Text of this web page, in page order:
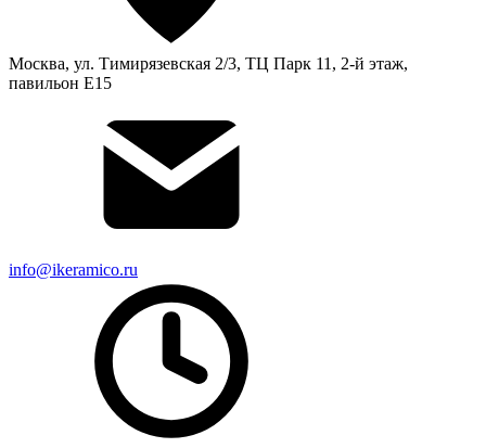
Москва, ул. Тимирязевская 2/3, ТЦ Парк 11, 2-й этаж,
павильон Е15
info@ikeramico.ru